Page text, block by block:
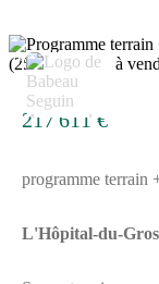
6
217 611 €
programme terrain
L'Hôpital-du-